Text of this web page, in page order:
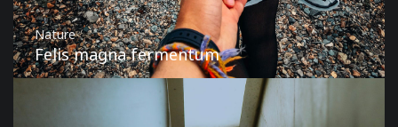
Nature
Felis magna fermentum